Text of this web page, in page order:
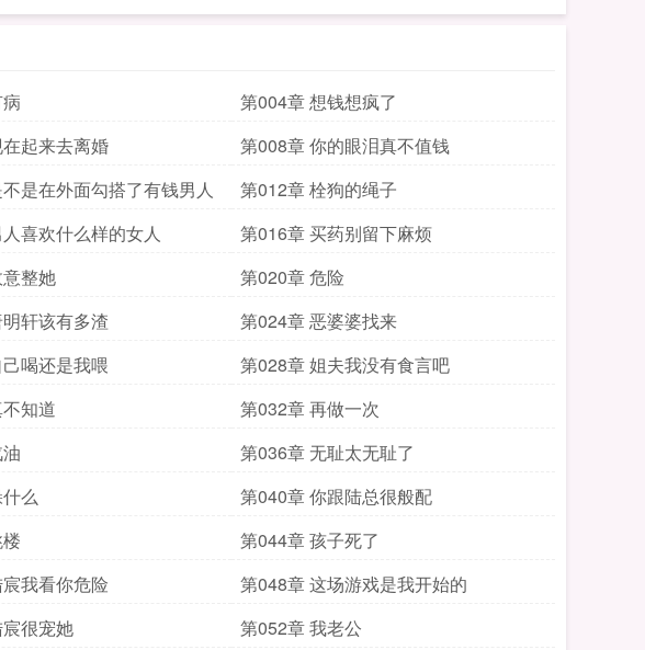
第004章 想钱想疯了
起来去离婚
第008章 你的眼泪真不值钱
是在外面勾搭了有钱男人
第012章 栓狗的绳子
喜欢什么样的女人
第016章 买药别留下麻烦
整她
第020章 危险
轩该有多渣
第024章 恶婆婆找来
喝还是我喂
第028章 姐夫我没有食言吧
知道
第032章 再做一次
第036章 无耻太无耻了
么
第040章 你跟陆总很般配
第044章 孩子死了
我看你危险
第048章 这场游戏是我开始的
很宠她
第052章 我老公